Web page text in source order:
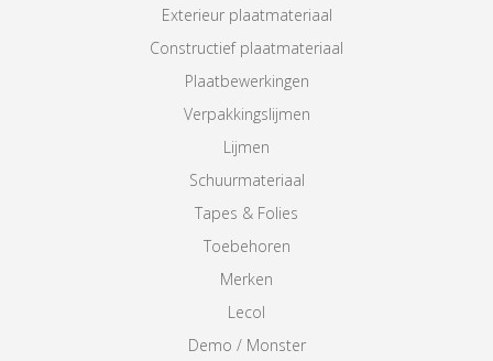
Exterieur plaatmateriaal
Constructief plaatmateriaal
Plaatbewerkingen
Verpakkingslijmen
Lijmen
Schuurmateriaal
Tapes & Folies
Toebehoren
Merken
Lecol
Demo / Monster